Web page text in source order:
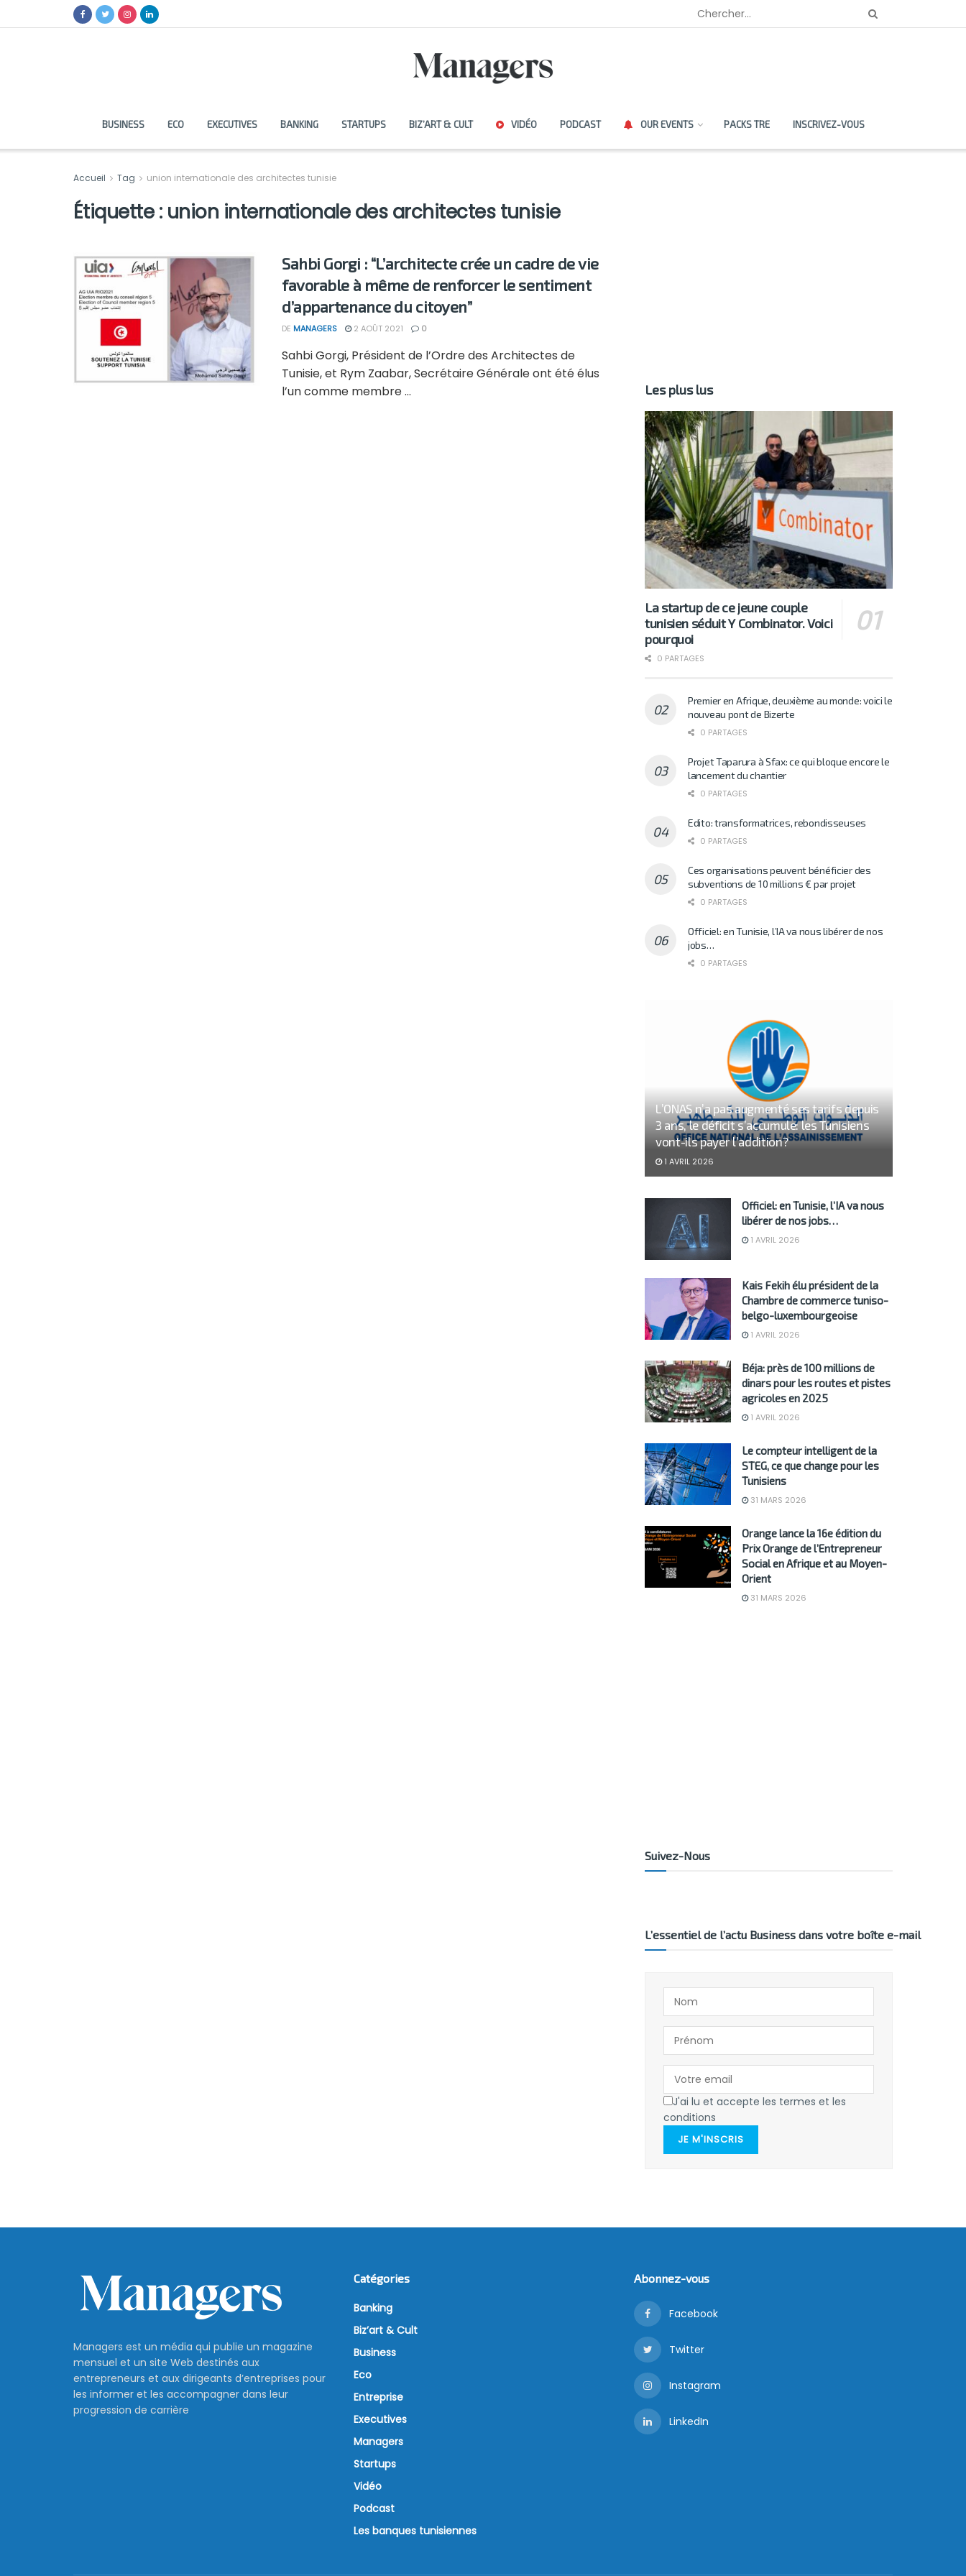
BUSINESS ECO EXECUTIVES BANKING STARTUPS BIZ’ART & CULT VIDÉO PODCAST OUR EVENTS PACKS TRE INSCRIVEZ-VOUS
Accueil Tag union internationale des architectes tunisie
Étiquette : union internationale des architectes tunisie
Sahbi Gorgi : “L’architecte crée un cadre de vie
favorable à même de renforcer le sentiment
d’appartenance du citoyen”
DE MANAGERS 2 AOÛT 2021 0
Sahbi Gorgi, Président de l’Ordre des Architectes de
Tunisie, et Rym Zaabar, Secrétaire Générale ont été élus
l’un comme membre ...
Les plus lus
La startup de ce jeune couple
tunisien séduit Y Combinator. Voici
pourquoi
0 PARTAGES
Premier en Afrique, deuxième au monde: voici le
nouveau pont de Bizerte
0 PARTAGES
Projet Taparura à Sfax: ce qui bloque encore le
lancement du chantier
0 PARTAGES
Edito: transformatrices, rebondisseuses
0 PARTAGES
Ces organisations peuvent bénéficier des
subventions de 10 millions € par projet
0 PARTAGES
Officiel: en Tunisie, l’IA va nous libérer de nos
jobs…
0 PARTAGES
L’ONAS n’a pas augmenté ses tarifs depuis
3 ans, le déficit s’accumule: les Tunisiens
vont-ils payer l’addition?
1 AVRIL 2026
Officiel: en Tunisie, l’IA va nous
libérer de nos jobs…
1 AVRIL 2026
Kais Fekih élu président de la
Chambre de commerce tuniso-
belgo-luxembourgeoise
1 AVRIL 2026
Béja: près de 100 millions de
dinars pour les routes et pistes
agricoles en 2025
1 AVRIL 2026
Le compteur intelligent de la
STEG, ce que change pour les
Tunisiens
31 MARS 2026
Orange lance la 16e édition du
Prix Orange de l’Entrepreneur
Social en Afrique et au Moyen-
Orient
31 MARS 2026
Suivez-Nous
L’essentiel de l’actu Business dans votre boîte e-mail
J'ai lu et accepte les termes et les
conditions
JE M'INSCRIS
Managers est un média qui publie un magazine
mensuel et un site Web destinés aux
entrepreneurs et aux dirigeants d’entreprises pour
les informer et les accompagner dans leur
progression de carrière
Catégories
Banking
Biz’art & Cult
Business
Eco
Entreprise
Executives
Managers
Startups
Vidéo
Podcast
Les banques tunisiennes
Abonnez-vous
Facebook
Twitter
Instagram
LinkedIn